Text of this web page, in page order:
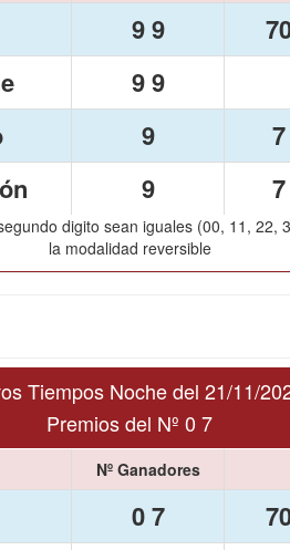
9 9
9 9
9
9
digito sean iguales (00, 11, 22,
la modalidad reversible
Tiempos Noche del 21/11/
Premios del Nº 0 7
Nº Ganadores
0 7